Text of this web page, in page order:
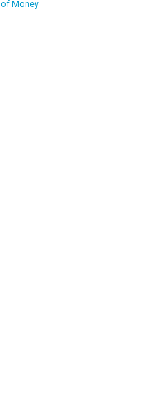
of Money